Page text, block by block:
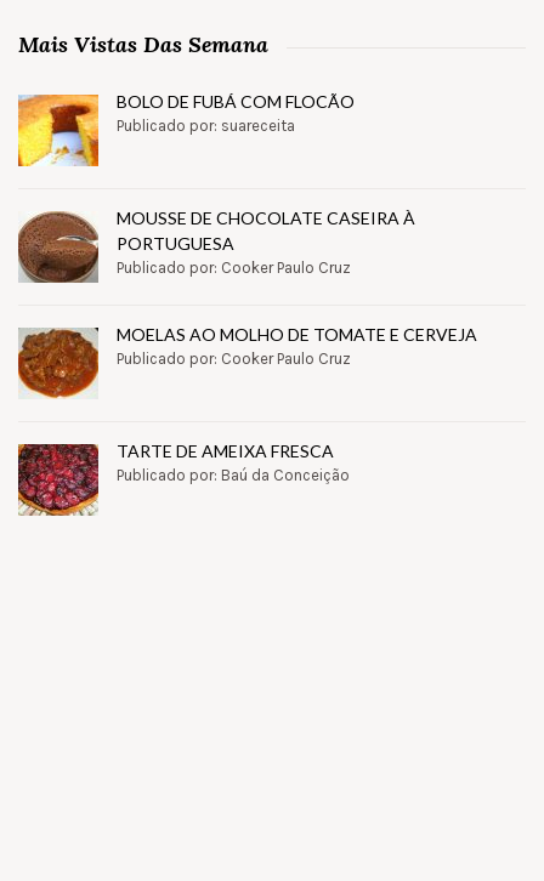
Mais Vistas Das Semana
BOLO DE FUBÁ COM FLOCÃO
Publicado por: suareceita
MOUSSE DE CHOCOLATE CASEIRA À
PORTUGUESA
Publicado por: Cooker Paulo Cruz
MOELAS AO MOLHO DE TOMATE E CERVEJA
Publicado por: Cooker Paulo Cruz
TARTE DE AMEIXA FRESCA
Publicado por: Baú da Conceição